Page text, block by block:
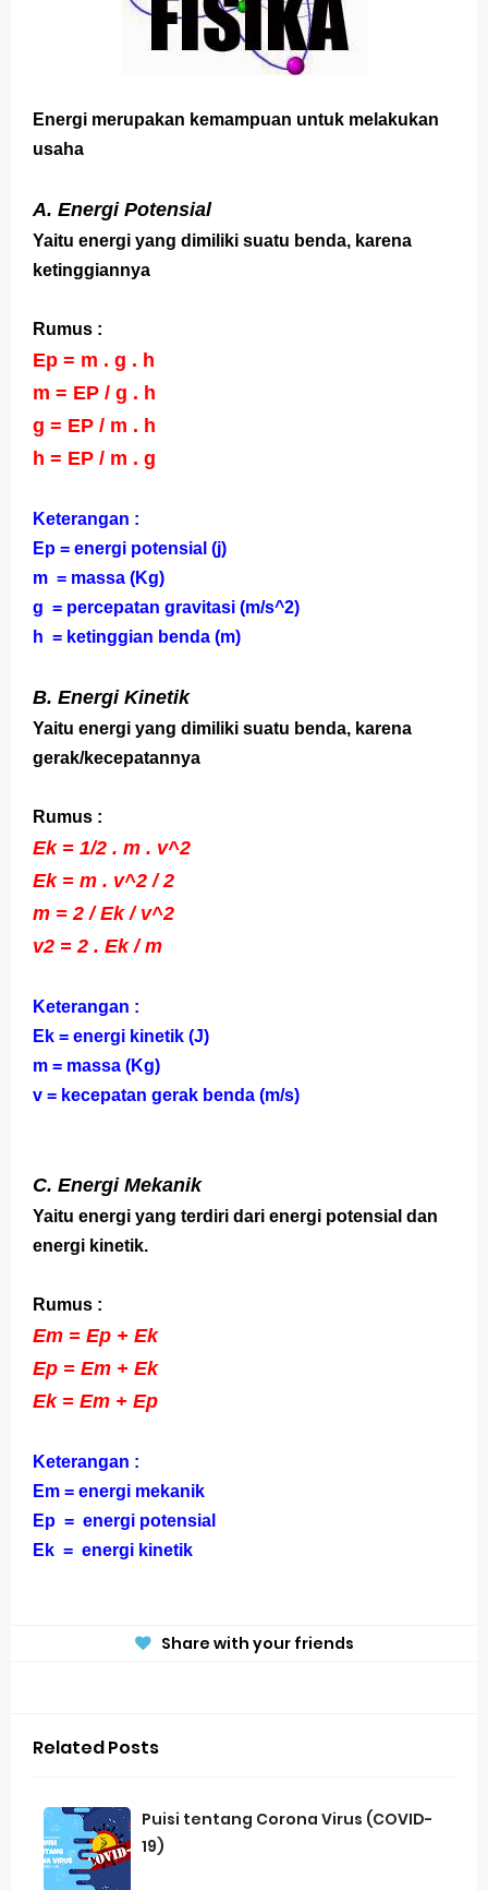
Soal dan Kunci Jawaban PAT PJOK Kelas 1
Soal dan Kunci Jawaban PAT Bahasa Indonesia
Pengguna Jalan Raya)
Soal dan Jawaban Matematika (ESPS) Kelas 4
Belajar Dari Rumah Kelas 1 (Selasa, 25 Mei 2021)
Jawaban BUPENA 4D Kelas 4 Halaman 140
Jawaban BUPENA 4D Kelas 4 Halaman 110
Jawaban ESPS (Matematika) Kelas 4 Halaman 171
Jawaban ESPS (Matematika) Kelas 4 Halaman 169
Belajar Dari Rumah Kelas 4 (Selasa, 25 Mei 2021)
Ulangan Harian PKn Kelas 7 Semester 2
Energi merupakan kemampuan untuk melakukan
usaha
A. Energi Potensial
Yaitu energi yang dimiliki suatu benda, karena
ketinggiannya
Rumus :
Ep = m . g . h
m = EP / g . h
g = EP / m . h
h = EP / m . g
Keterangan :
Ep = energi potensial (j)
m = massa (Kg)
g = percepatan gravitasi (m/s^2)
h = ketinggian benda (m)
B. Energi Kinetik
Yaitu energi yang dimiliki suatu benda, karena
gerak/kecepatannya
Rumus :
Ek = 1/2 . m . v^2
Ek = m . v^2 / 2
m = 2 / Ek / v^2
v2 = 2 . Ek / m
Keterangan :
Ek = energi kinetik (J)
m = massa (Kg)
v = kecepatan gerak benda (m/s)
C. Energi Mekanik
Yaitu energi yang terdiri dari energi potensial dan
energi kinetik.
Rumus :
Em = Ep + Ek
Ep = Em + Ek
Ek = Em + Ep
Keterangan :
Em = energi mekanik
Ep = energi potensial
Ek = energi kinetik
Share with your friends
Related Posts
Puisi tentang Corona Virus (COVID-
19)